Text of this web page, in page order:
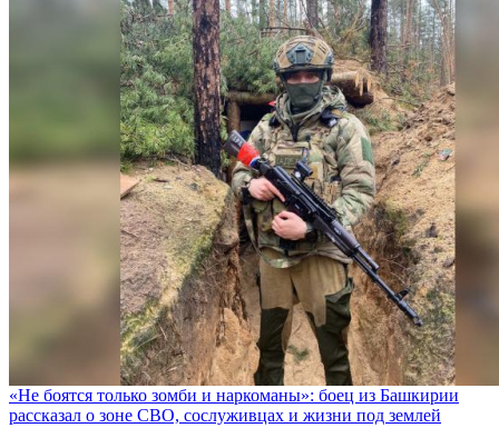
«Не боятся только зомби и наркоманы»: боец из Башкирии
рассказал о зоне СВО, сослуживцах и жизни под землей